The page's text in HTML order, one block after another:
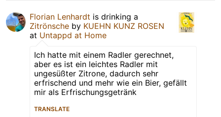
Florian Lenhardt is drinking a
Zitrönsche by KUEHN KUNZ ROSEN
at Untappd at Home
Ich hatte mit einem Radler gerechnet,
aber es ist ein leichtes Radler mit
ungesüßter Zitrone, dadurch sehr
erfrischend und mehr wie ein Bier, gefällt
mir als Erfrischungsgetränk
TRANSLATE